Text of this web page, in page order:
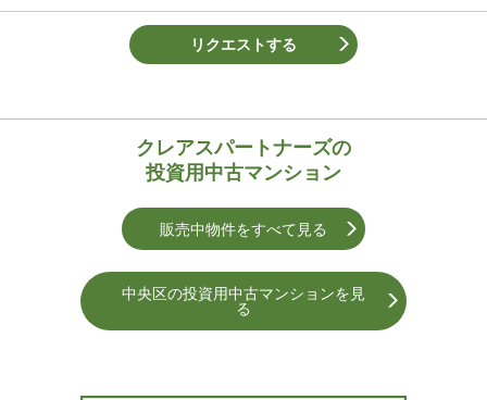
リクエストする
クレアスパートナーズの
投資用中古マンション
販売中物件をすべて見る
中央区の投資用中古マンションを⾒
る